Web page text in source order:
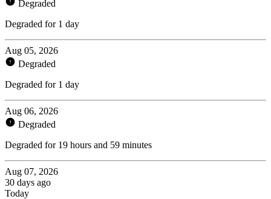
Degraded
Degraded for 1 day
Aug 05, 2026
Degraded
Degraded for 1 day
Aug 06, 2026
Degraded
Degraded for 19 hours and 59 minutes
Aug 07, 2026
30 days ago
Today